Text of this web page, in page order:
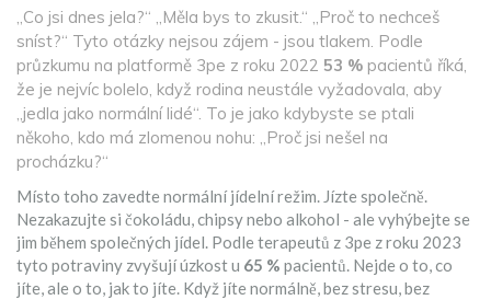
„Co jsi dnes jela?“ „Měla bys to zkusit.“ „Proč to nechceš
sníst?“ Tyto otázky nejsou zájem - jsou tlakem. Podle
průzkumu na platformě 3pe z roku 2022 53 % pacientů říká,
že je nejvíc bolelo, když rodina neustále vyžadovala, aby
„jedla jako normální lidé“. To je jako kdybyste se ptali
někoho, kdo má zlomenou nohu: „Proč jsi nešel na
procházku?“
Místo toho zavedte normální jídelní režim. Jízte společně.
Nezakazujte si čokoládu, chipsy nebo alkohol - ale vyhýbejte se
jim během společných jídel. Podle terapeutů z 3pe z roku 2023
tyto potraviny zvyšují úzkost u 65 % pacientů. Nejde o to, co
jíte, ale o to, jak to jíte. Když jíte normálně, bez stresu, bez